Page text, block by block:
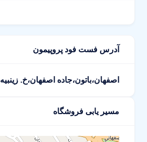
آدرس فست فود پروپیمون
اصفهان،باتون،جاده اصفهان،خ. زینبیه
مسیر یابی فروشگاه